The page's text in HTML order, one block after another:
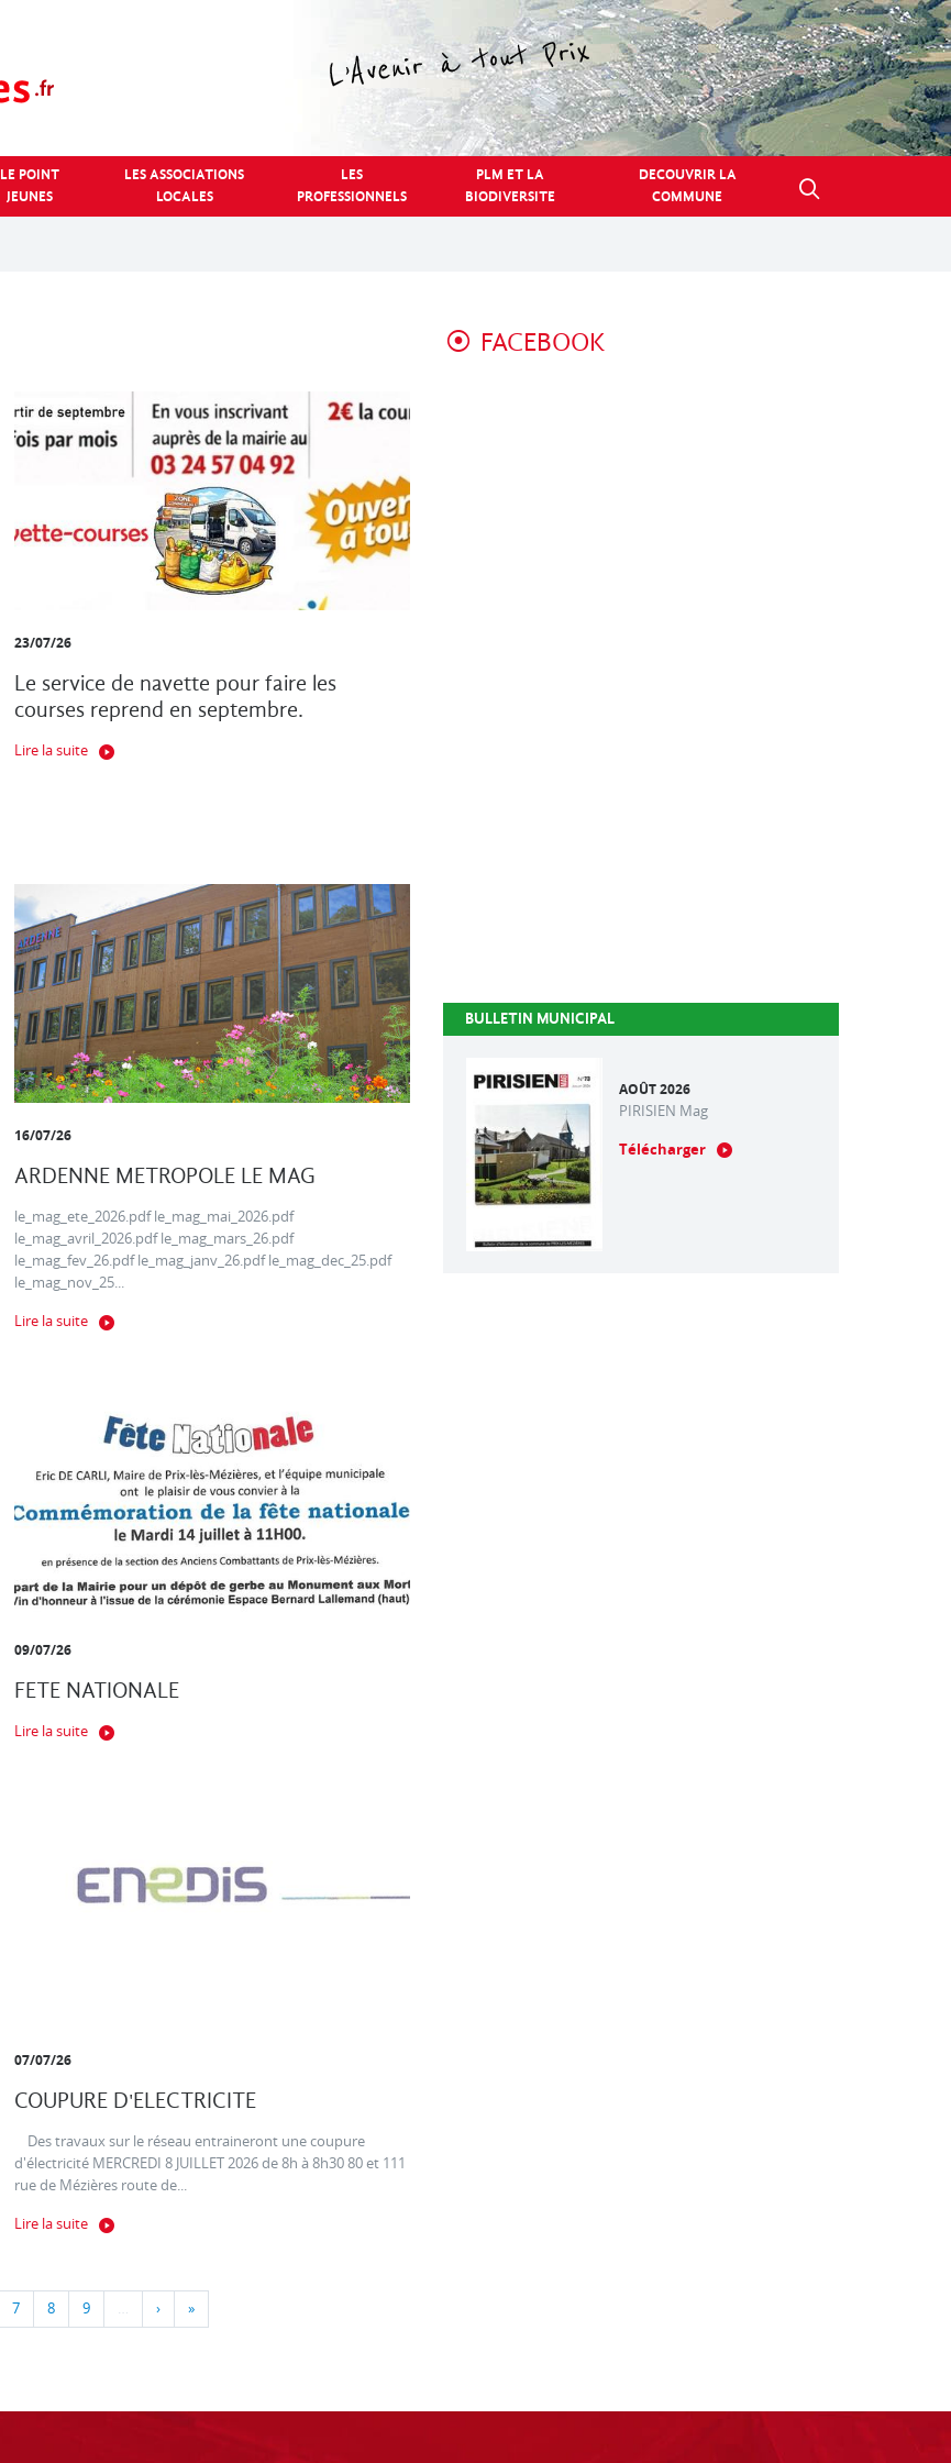
LE POINT
JEUNES
LES ASSOCIATIONS
LOCALES
LES
PROFESSIONNELS
PLM ET LA
BIODIVERSITE
DECOUVRIR LA
COMMUNE
23/07/26
Le service de navette pour faire les
courses reprend en septembre.
Lire la suite
16/07/26
ARDENNE METROPOLE LE MAG
le_mag_ete_2026.pdf le_mag_mai_2026.pdf
le_mag_avril_2026.pdf le_mag_mars_26.pdf
le_mag_fev_26.pdf le_mag_janv_26.pdf le_mag_dec_25.pdf
le_mag_nov_25...
Lire la suite
09/07/26
FETE NATIONALE
Lire la suite
07/07/26
COUPURE D'ELECTRICITE
Des travaux sur le réseau entraineront une coupure
d'électricité MERCREDI 8 JUILLET 2026 de 8h à 8h30 80 et 111
rue de Mézières route de...
Lire la suite
7 8 9 … › »
FACEBOOK
BULLETIN MUNICIPAL
AOÛT 2026
PIRISIEN Mag
Télécharger